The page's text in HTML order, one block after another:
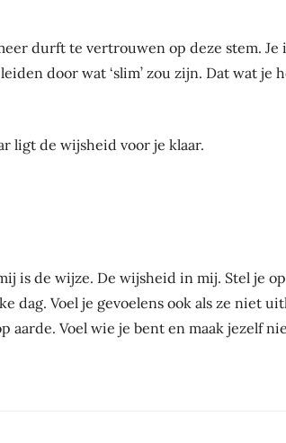
durft te vertrouwen op deze stem.
door wat ‘slim’ zou zijn. Dat wat je
ligt de wijsheid voor je klaar.
is de wijze. De wijsheid in mij. Stel je
Voel je gevoelens ook als ze niet
Voel wie je bent en maak jezelf